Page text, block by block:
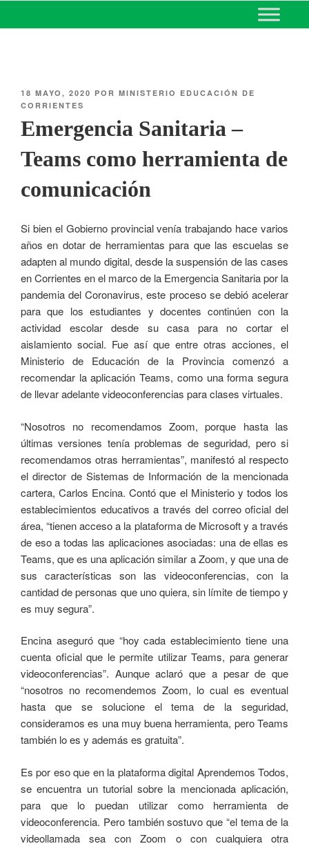
MINISTERIO DE EDUCACIÓN
DE CORRIENTES
18 MAYO, 2020 POR MINISTERIO EDUCACIÓN DE
CORRIENTES
Emergencia Sanitaria –
Teams como herramienta de
comunicación
Si bien el Gobierno provincial venía trabajando hace varios
años en dotar de herramientas para que las escuelas se
adapten al mundo digital, desde la suspensión de las cases
en Corrientes en el marco de la Emergencia Sanitaria por la
pandemia del Coronavirus, este proceso se debió acelerar
para que los estudiantes y docentes continúen con la
actividad escolar desde su casa para no cortar el
aislamiento social. Fue así que entre otras acciones, el
Ministerio de Educación de la Provincia comenzó a
recomendar la aplicación Teams, como una forma segura
de llevar adelante videoconferencias para clases virtuales.
“Nosotros no recomendamos Zoom, porque hasta las
últimas versiones tenía problemas de seguridad, pero si
recomendamos otras herramientas”, manifestó al respecto
el director de Sistemas de Información de la mencionada
cartera, Carlos Encina. Contó que el Ministerio y todos los
establecimientos educativos a través del correo oficial del
área, “tienen acceso a la plataforma de Microsoft y a través
de eso a todas las aplicaciones asociadas: una de ellas es
Teams, que es una aplicación similar a Zoom, y que una de
sus características son las videoconferencias, con la
cantidad de personas que uno quiera, sin límite de tiempo y
es muy segura”.
Encina aseguró que “hoy cada establecimiento tiene una
cuenta oficial que le permite utilizar Teams, para generar
videoconferencias”. Aunque aclaró que a pesar de que
“nosotros no recomendemos Zoom, lo cual es eventual
hasta que se solucione el tema de la seguridad,
consideramos es una muy buena herramienta, pero Teams
también lo es y además es gratuita”.
Es por eso que en la plataforma digital Aprendemos Todos,
se encuentra un tutorial sobre la mencionada aplicación,
para que lo puedan utilizar como herramienta de
videoconferencia. Pero también sostuvo que “el tema de la
videollamada sea con Zoom o con cualquiera otra